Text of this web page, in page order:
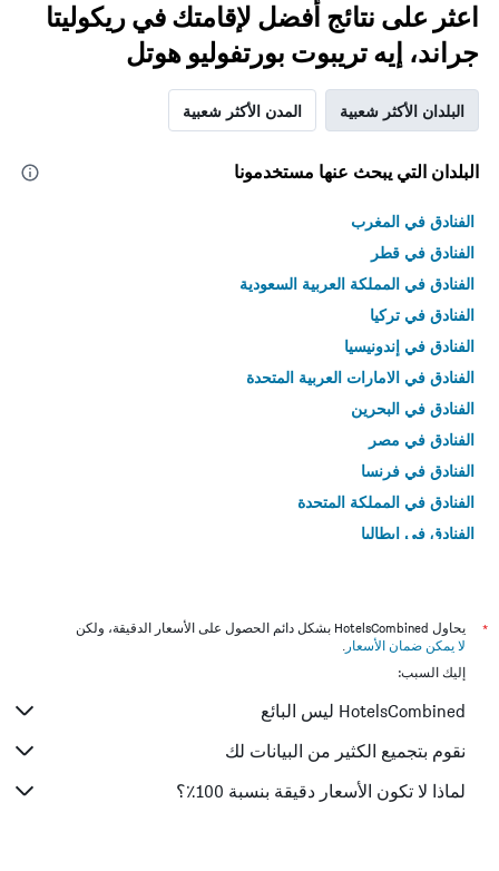
اعثر على نتائج أفضل لإقامتك في ريكوليتا
جراند، إيه تريبوت بورتفوليو هوتل
البلدان الأكثر شعبية المدن الأكثر شعبية
البلدان التي يبحث عنها مستخدمونا
الفنادق في المغرب
الفنادق في قطر
الفنادق في المملكة العربية السعودية
الفنادق في تركيا
الفنادق في إندونيسيا
الفنادق في الامارات العربية المتحدة
الفنادق في البحرين
الفنادق في مصر
الفنادق في فرنسا
الفنادق في المملكة المتحدة
الفنادق في إيطاليا
*
يحاول HotelsCombined بشكل دائم الحصول على الأسعار الدقيقة، ولكن
لا يمكن ضمان الأسعار .
إليك السبب:
HotelsCombined ليس البائع
نقوم بتجميع الكثير من البيانات لك
لماذا لا تكون الأسعار دقيقة بنسبة 100٪؟